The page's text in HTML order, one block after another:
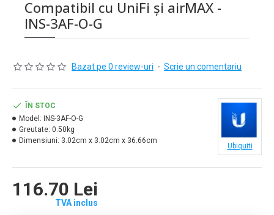
Compatibil cu UniFi și airMAX -
INS-3AF-O-G
Bazat pe 0 review-uri - Scrie un comentariu
116.70 Lei
TVA inclus
ÎN STOC
Model:
INS-3AF-O-G
Greutate: 0.50kg
Dimensiuni: 3.02cm x 3.02cm x 36.66cm
Ubiquiti